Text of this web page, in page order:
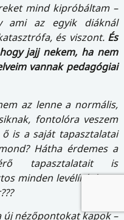
mind kipróbáltam –
az egyik diáknál
és viszont. És
jajj nekem, ha nem
vannak pedagógiai
az lenne a normális,
fontolóra veszem
is a saját tapasztalatai
Hátha érdemes a
tapasztalatait is
minden levélíró, hogy
új nézőpontokat kapok –